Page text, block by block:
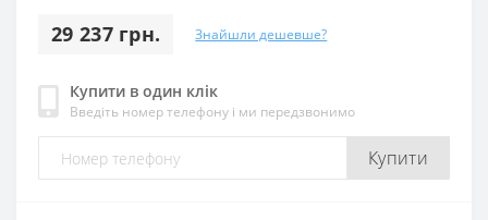
29 237 грн. Знайшли дешевше?
Купити в один клік
Введіть номер телефону і ми передзвонимо
Купити